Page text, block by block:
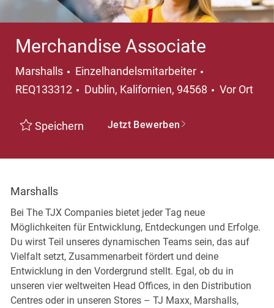
Merchandise Associate
Marshalls Kategorie
Einzelhandelsmitarbeiter
REQ133312
Ort
Dublin, Kalifornien, 94568 Vor Ort
Speichern Jetzt Bewerben
Marshalls
Bei The TJX Companies bietet jeder Tag neue
Möglichkeiten für Entwicklung, Entdeckungen und Erfolge.
Du wirst Teil unseres dynamischen Teams sein, das auf
Vielfalt setzt, Zusammenarbeit fördert und deine
Entwicklung in den Vordergrund stellt. Egal, ob du in
unseren vier weltweiten Head Offices, in den Distribution
Centres oder in unseren Stores – TJ Maxx, Marshalls,